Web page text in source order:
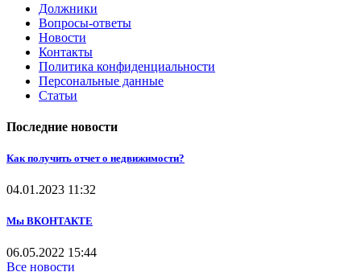
Должники
Вопросы-ответы
Новости
Контакты
Политика конфиденциальности
Персональные данные
Статьи
Последние новости
Как получить отчет о недвижимости?
04.01.2023 11:32
Мы ВКОНТАКТЕ
06.05.2022 15:44
Все новости